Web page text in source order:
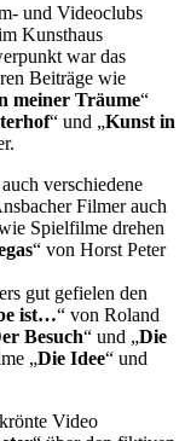
und Videoclubs
Kunsthaus
war das
Beiträge wie
meiner Träume“
“ und „Kunst in
verschiedene
Filmer auch
Spielfilme drehen
“ von Horst Peter
gut gefielen den
ist…“ von Roland
Besuch“ und „Die
„Die Idee“ und
Video